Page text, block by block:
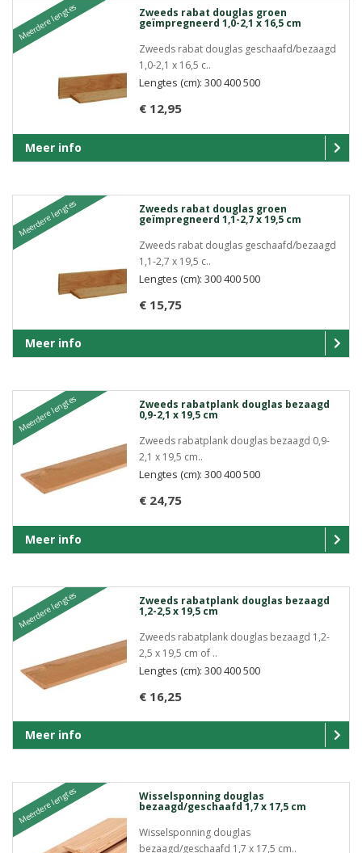
Meerdere lengtes Zweeds rabat douglas groen
geïmpregneerd 1,0-2,1 x 16,5 cm
Zweeds rabat douglas geschaafd/bezaagd
1,0-2,1 x 16,5 c..
€ 12,95
Lengtes (cm): 300 400 500
Meer info
Meerdere lengtes Zweeds rabat douglas groen
geïmpregneerd 1,1-2,7 x 19,5 cm
Zweeds rabat douglas geschaafd/bezaagd
1,1-2,7 x 19,5 c..
€ 15,75
Lengtes (cm): 300 400 500
Meer info
Meerdere lengtes Zweeds rabatplank douglas bezaagd
0,9-2,1 x 19,5 cm
Zweeds rabatplank douglas bezaagd 0,9-
2,1 x 19,5 cm..
€ 24,75
Lengtes (cm): 300 400 500
Meer info
Meerdere lengtes Zweeds rabatplank douglas bezaagd
1,2-2,5 x 19,5 cm
Zweeds rabatplank douglas bezaagd 1,2-
2,5 x 19,5 cm of ..
€ 16,25
Lengtes (cm): 300 400 500
Meer info
Meerdere lengtes Wisselsponning douglas
bezaagd/geschaafd 1,7 x 17,5 cm
Wisselsponning douglas
bezaagd/geschaafd 1,7 x 17,5 cm..